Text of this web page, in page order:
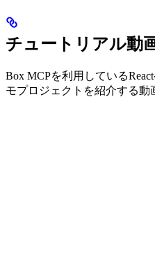
チュートリアル動
Box MCPを利用している
モプロジェクトを紹介する動